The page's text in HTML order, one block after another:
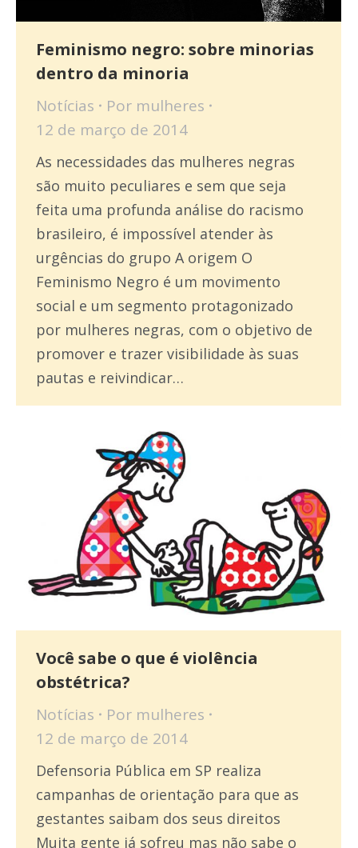
Feminismo negro: sobre minorias
dentro da minoria
Notícias Por mulheres
12 de março de 2014
As necessidades das mulheres negras
são muito peculiares e sem que seja
feita uma profunda análise do racismo
brasileiro, é impossível atender às
urgências do grupo A origem O
Feminismo Negro é um movimento
social e um segmento protagonizado
por mulheres negras, com o objetivo de
promover e trazer visibilidade às suas
pautas e reivindicar…
Você sabe o que é violência
obstétrica?
Notícias Por mulheres
12 de março de 2014
Defensoria Pública em SP realiza
campanhas de orientação para que as
gestantes saibam dos seus direitos
Muita gente já sofreu mas não sabe o